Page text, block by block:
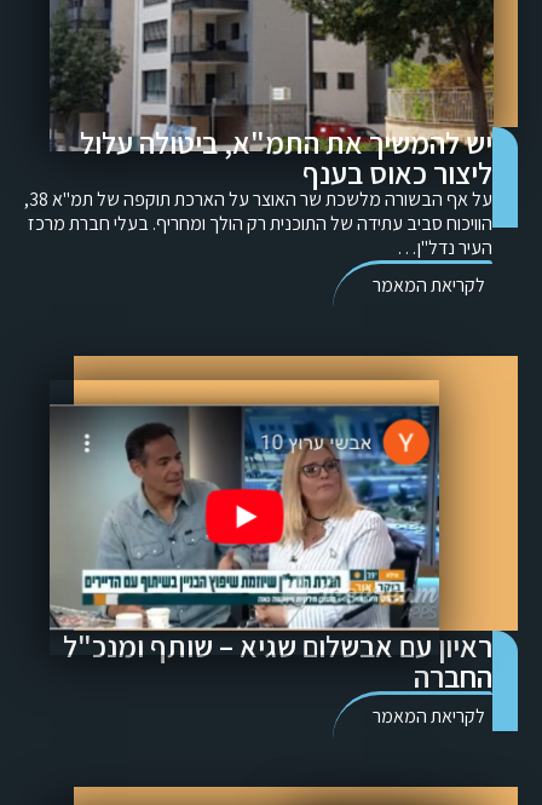
יש להמשיך את התמ"א, ביטולה עלול
ליצור כאוס בענף
על אף הבשורה מלשכת שר האוצר על הארכת תוקפה של תמ"א 38,
הוויכוח סביב עתידה של התוכנית רק הולך ומחריף. בעלי חברת מרכז
העיר נדל"ן…
לקריאת המאמר
ראיון עם אבשלום שגיא – שותף ומנכ"ל
החברה
לקריאת המאמר